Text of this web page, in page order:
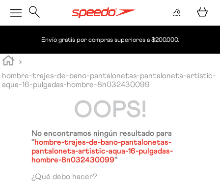
Envío gratis por compras superiores a $200.000.
hombre-trajes-de-bano-pantalonetas-pantaloneta-artistic-
aqua-16-pulgadas-hombre-8n032430099
OOPS!
No encontramos ningún resultado para
"hombre-trajes-de-bano-pantalonetas-
pantaloneta-artistic-aqua-16-pulgadas-
hombre-8n032430099"
¿Qué debo hacer?